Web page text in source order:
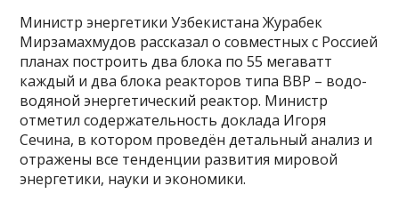
Министр энергетики Узбекистана Журабек
Мирзамахмудов рассказал о совместных с Россией
планах построить два блока по 55 мегаватт
каждый и два блока реакторов типа ВВР – водо-
водяной энергетический реактор. Министр
отметил содержательность доклада Игоря
Сечина, в котором проведён детальный анализ и
отражены все тенденции развития мировой
энергетики, науки и экономики.